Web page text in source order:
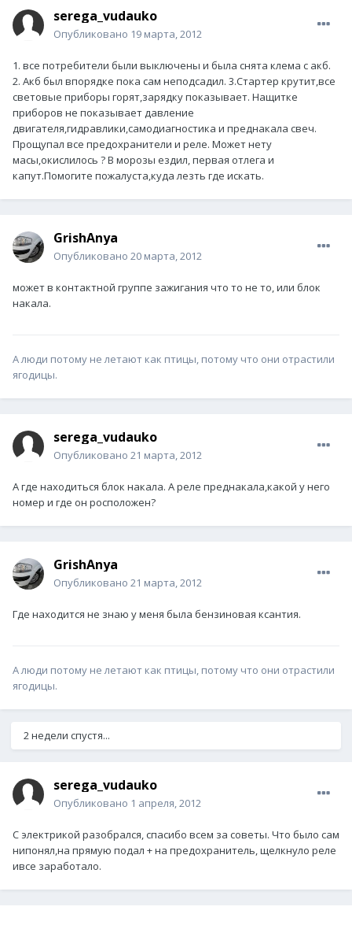
serega_vudauko
Опубликовано 19 марта, 2012
1. все потребители были выключены и была снята клема с акб.
2. Акб был впорядке пока сам неподсадил. 3.Стартер крутит,все
световые приборы горят,зарядку показывает. Нащитке
приборов не показывает давление
двигателя,гидравлики,самодиагностика и преднакала свеч.
Прощупал все предохранители и реле. Может нету
масы,окислилось ? В морозы ездил, первая отлега и
капут.Помогите пожалуста,куда лезть где искать.
GrishAnya
Опубликовано 20 марта, 2012
может в контактной группе зажигания что то не то, или блок
накала.
А люди потому не летают как птицы, потому что они отрастили
ягодицы.
serega_vudauko
Опубликовано 21 марта, 2012
А где находиться блок накала. А реле преднакала,какой у него
номер и где он росположен?
GrishAnya
Опубликовано 21 марта, 2012
Где находится не знаю у меня была бензиновая ксантия.
А люди потому не летают как птицы, потому что они отрастили
ягодицы.
2 недели спустя...
serega_vudauko
Опубликовано 1 апреля, 2012
С электрикой разобрался, спасибо всем за советы. Что было сам
нипонял,на прямую подал + на предохранитель, щелкнуло реле
ивсе заработало.